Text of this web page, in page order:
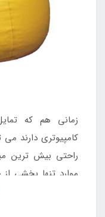
زمانی هم که
کامپیوتری دارند
راحتی بیش ترین
موارد تنها بخشی
بگی است که با